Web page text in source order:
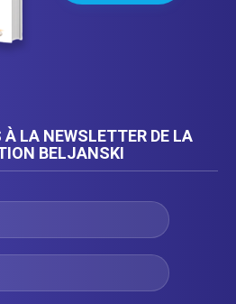
LA NEWSLETTER DE LA
BELJANSKI